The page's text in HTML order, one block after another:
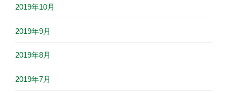
2019年10月
2019年9月
2019年8月
2019年7月